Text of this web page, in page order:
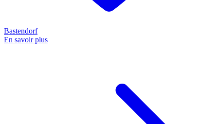
Bastendorf
En savoir plus